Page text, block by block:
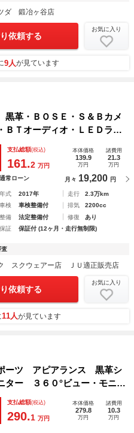
ダ 鍛冶ヶ谷店
依頼する
お気に入り
9人が見ています
革・ＢＯＳＥ・Ｓ＆Ｂカメ
ＢＴオーディオ・ＬＥＤライ
ＣＣ・ＬＫＡ・ＢＳＭ・ス
ＥＴＣ・ドアバイザー
支払総額(税込)
161.2 万円
本体価格
139.9
万円
諸費用
21.3
万円
通常ローン 月々 19,200 円
年式 2017年 走行
2.3万km
車検
車検整備付 排気
2200cc
整備
法定整備付 修復
あり
保証
保証付 (12ヶ月・走行無制限)
査
スクウェアー店 ＪＵ適正販売店
依頼する
お気に入り
11人が見ています
ツ アピアランス 黒革シ
ー ３６０°ビュー・モニタ
ダー ＥＴＣ 障害物セン
ルーズ・コントロール シ
支払総額(税込)
290.1 万円
本体価格
279.8
万円
諸費用
10.3
万円